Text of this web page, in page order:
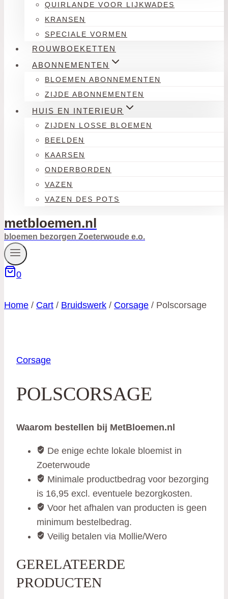
QUIRLANDE VOOR LIJKWADES
KRANSEN
SPECIALE VORMEN
ROUWBOEKETTEN
ABONNEMENTEN
BLOEMEN ABONNEMENTEN
ZIJDE ABONNEMENTEN
HUIS EN INTERIEUR
ZIJDEN LOSSE BLOEMEN
BEELDEN
KAARSEN
ONDERBORDEN
VAZEN
VAZEN DES POTS
metbloemen.nl
bloemen bezorgen Zoeterwoude e.o.
0
Home / Cart / Bruidswerk / Corsage / Polscorsage
Corsage
POLSCORSAGE
Waarom bestellen bij MetBloemen.nl
De enige echte lokale bloemist in
Zoeterwoude
Minimale productbedrag voor bezorging
is 16,95 excl. eventuele bezorgkosten.
Voor het afhalen van producten is geen
minimum bestelbedrag.
Veilig betalen via Mollie/Wero
GERELATEERDE
PRODUCTEN